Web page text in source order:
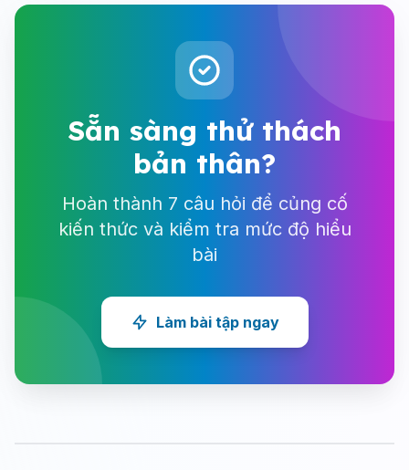
Sẵn sàng thử thách
bản thân?
Hoàn thành 7 câu hỏi để củng cố
kiến thức và kiểm tra mức độ hiểu
bài
Làm bài tập ngay